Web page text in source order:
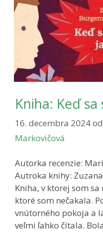
Kniha: Keď
16. decembra 2024
Markovičová
Autorka recenzie:
Autroka knihy:
Kniha, v ktorej som
ktoré som nečakala.
vnútorného pokoja a
veľmi ľahko čítala.